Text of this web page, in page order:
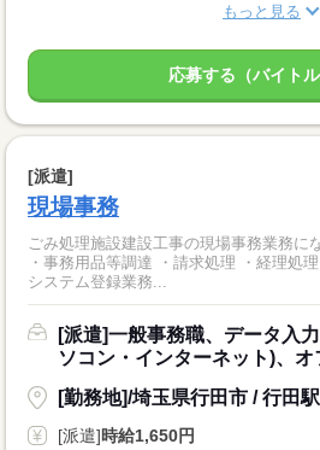
もっと見る
応募する（バイトル
[派遣]
現場事務
ごみ処理施設建設工事の現場事務業務に
・事務用品等調達 ・請求処理 ・経理処
システム登録業務...
[派遣]一般事務職、データ入
ソコン・インターネット)、
[勤務地]/埼玉県行田市 / 行田駅
[派遣]時給1,650円